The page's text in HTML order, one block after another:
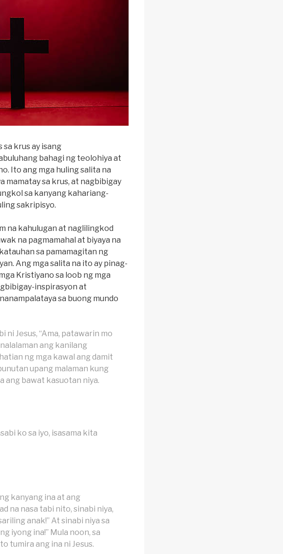
krus ay isang
bahagi ng teolohiya at
Ito ang mga huling salita na
mamatay sa krus, at nagbibigay
sa kanyang kahariang-
sakripisyo.
na kahulugan at naglilingkod
na pagmamahal at biyaya na
sa pamamagitan ng
Ang mga salita na ito ay pinag-
Kristiyano sa loob ng mga
inspirasyon at
sa buong mundo
ni Jesus, “Ama, patawarin mo
ang kanilang
ng mga kawal ang damit
upang malaman kung
ang bawat kasuotan niya.
ko sa iyo, isasama kita
kanyang ina at ang
na nasa tabi nito, sinabi niya,
anak!” At sinabi niya sa
iyong ina!” Mula noon, sa
tumira ang ina ni Jesus.